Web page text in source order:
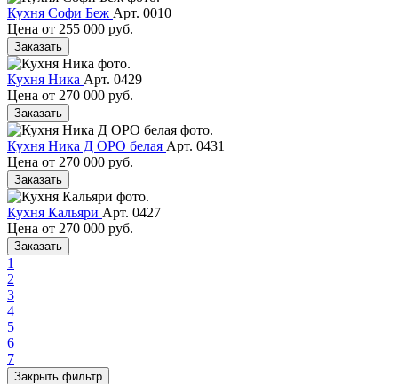
Кухня Софи Беж Арт. 0010
Цена от 255 000 руб.
Заказать
Кухня Ника Арт. 0429
Цена от 270 000 руб.
Заказать
Кухня Ника Д ОРО белая Арт. 0431
Цена от 270 000 руб.
Заказать
Кухня Кальяри Арт. 0427
Цена от 270 000 руб.
Заказать
1
2
3
4
5
6
7
Закрыть фильтр